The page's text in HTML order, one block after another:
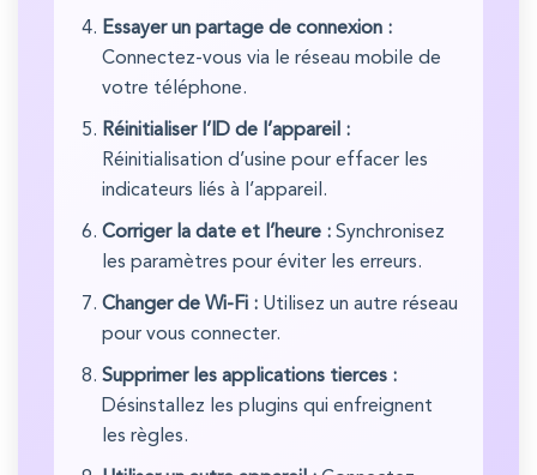
Essayer un partage de connexion :
Connectez-vous via le réseau mobile de
votre téléphone.
Réinitialiser l’ID de l’appareil :
Réinitialisation d’usine pour effacer les
indicateurs liés à l’appareil.
Corriger la date et l’heure : Synchronisez
les paramètres pour éviter les erreurs.
Changer de Wi-Fi : Utilisez un autre réseau
pour vous connecter.
Supprimer les applications tierces :
Désinstallez les plugins qui enfreignent
les règles.